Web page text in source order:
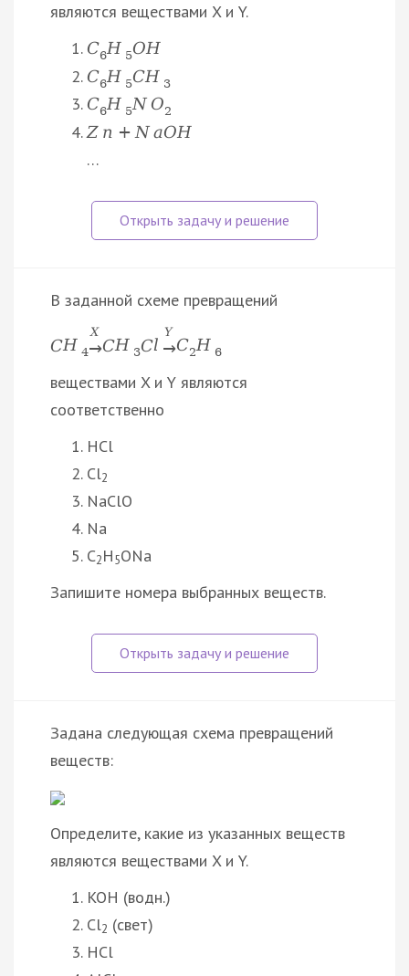
являются веществами X и Y.
C6H 5OH
C6H 5CH 3
C6H 5N O2
Z n + NaOH
…
В заданной схеме превращений
CH 4
X
→CH 3Cl
Y
→C2H 6
веществами X и Y являются
соответственно
HCl
Cl2
NaClO
Na
C2H5ONa
Запишите номера выбранных веществ.
Задана следующая схема превращений
веществ:
Определите, какие из указанных веществ
являются веществами X и Y.
KOH (водн.)
Cl2 (свет)
HCl